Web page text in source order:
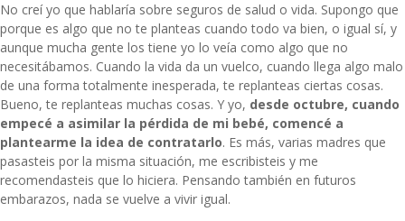
No creí yo que hablaría sobre seguros de salud o vida. Supongo que
porque es algo que no te planteas cuando todo va bien, o igual sí, y
aunque mucha gente los tiene yo lo veía como algo que no
necesitábamos. Cuando la vida da un vuelco, cuando llega algo malo
de una forma totalmente inesperada, te replanteas ciertas cosas.
Bueno, te replanteas muchas cosas. Y yo, desde octubre, cuando
empecé a asimilar la pérdida de mi bebé, comencé a
plantearme la idea de contratarlo. Es más, varias madres que
pasasteis por la misma situación, me escribisteis y me
recomendasteis que lo hiciera. Pensando también en futuros
embarazos, nada se vuelve a vivir igual.